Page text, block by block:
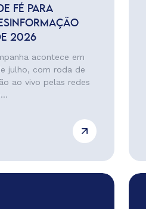
FÉ PARA
2026
acontece em
julho, com roda de
ao vivo pelas redes